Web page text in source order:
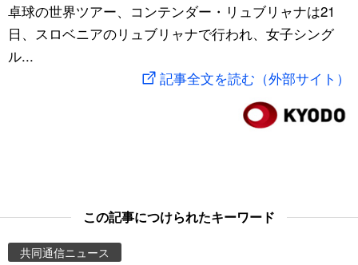
文化
動画/Live
People
スポーツ・東京2020
卓球の世界ツアー、コンテンダー・リュブリャナは21
日、スロベニアのリュブリャナで行われ、女子シング
ル...
記事全文を読む（外部サイト）
この記事につけられたキーワード
共同通信ニュース